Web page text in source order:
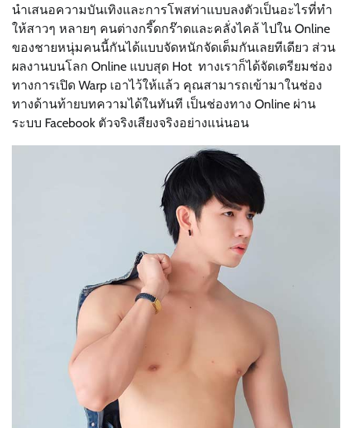
นำเสนอความบันเทิงและการโพสท่าแบบลงตัวเป็นอะไรที่ทำ
ให้สาวๆ หลายๆ คนต่างกรี๊ดกร๊าดและคลั่งไคล้ ไปใน Online
ของชายหนุ่มคนนี้กันได้แบบจัดหนักจัดเต็มกันเลยทีเดียว ส่วน
ผลงานบนโลก Online แบบสุด Hot ทางเราก็ได้จัดเตรียมช่อง
ทางการเปิด Warp เอาไว้ให้แล้ว คุณสามารถเข้ามาในช่อง
ทางด้านท้ายบทความได้ในทันที เป็นช่องทาง Online ผ่าน
ระบบ Facebook ตัวจริงเสียงจริงอย่างแน่นอน